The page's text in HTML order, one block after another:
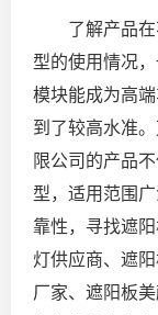
了解产品
型的使用情况
模块能成为高
到了较高水准
限公司的产品
型，适用范围
靠性，寻找遮
灯供应商、遮
厂家、遮阳板